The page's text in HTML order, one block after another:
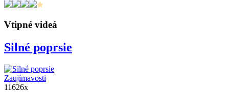
Vtipné videá
Silné poprsie
Zaujímavosti
11626x